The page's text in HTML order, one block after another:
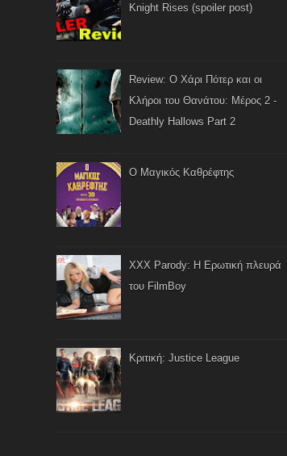
Knight Rises (spoiler post)
Review: Ο Χάρι Πότερ και οι
Κλήροι του Θανάτου: Μέρος 2 -
Deathly Hallows Part 2
Ο Μαγικός Καθρέφτης
XXX Parody: Η Ερωτική πλευρά
του FilmBoy
Κριτική: Justice League